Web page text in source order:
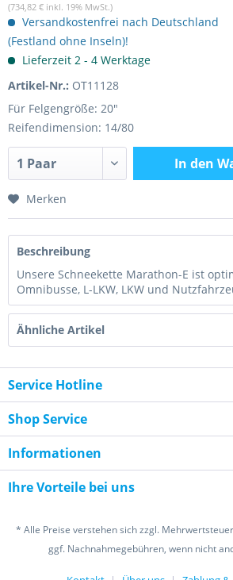
(734,82 € inkl. 19% MwSt.)
Versandkostenfrei nach Deutschland
(Festland ohne Inseln)!
Lieferzeit 2 - 4 Werktage
Artikel-Nr.: OT11128
Für Felgengröße: 20"
Reifendimension: 14/80
In den
Merken
Beschreibung
Unsere Schneekette Marathon-E ist
Omnibusse, L-LKW, LKW und
Ähnliche Artikel
Service Hotline
Shop Service
Informationen
Ihre Vorteile bei uns
* Alle Preise verstehen sich zzgl.
ggf. Nachnahmegebühren, wenn nicht